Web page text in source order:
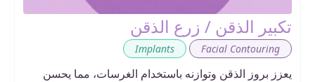
تكبير الذقن / زرع الذقن
Facial Contouring
Implants
يعزز بروز الذقن وتوازنه باستخدام الغرسات، مما يحسن